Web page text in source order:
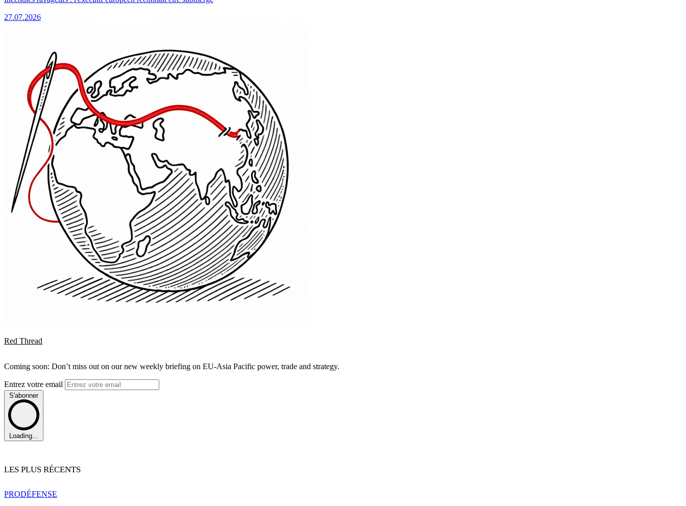
27.07.2026
Red Thread
Coming soon: Don’t miss out on our new weekly briefing on EU-Asia Pacific power, trade and strategy.
Entrez votre email
S'abonner
Loading...
LES PLUS RÉCENTS
PRODÉFENSE